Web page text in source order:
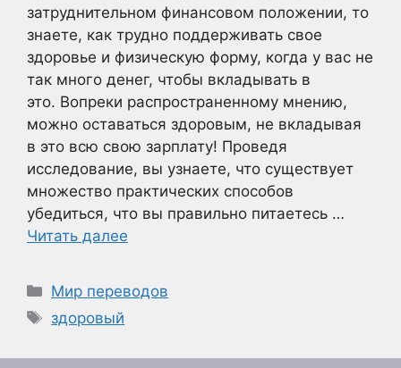
затруднительном финансовом положении, то
знаете, как трудно поддерживать свое
здоровье и физическую форму, когда у вас не
так много денег, чтобы вкладывать в
это. Вопреки распространенному мнению,
можно оставаться здоровым, не вкладывая
в это всю свою зарплату! Проведя
исследование, вы узнаете, что существует
множество практических способов
убедиться, что вы правильно питаетесь …
Читать далее
Рубрики
Мир переводов
Метки
здоровый